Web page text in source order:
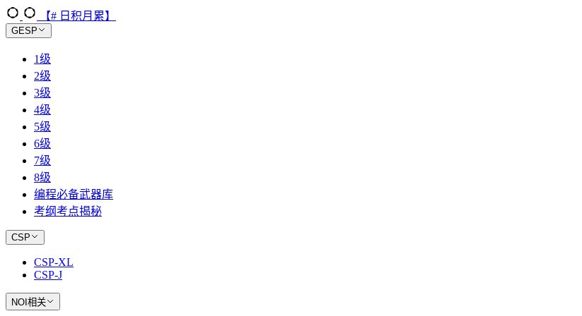
【# 日积月累】
GESP
1级
2级
3级
4级
5级
6级
7级
8级
编程必备武器库
考纲考点揭秘
CSP
CSP-XL
CSP-J
NOI相关